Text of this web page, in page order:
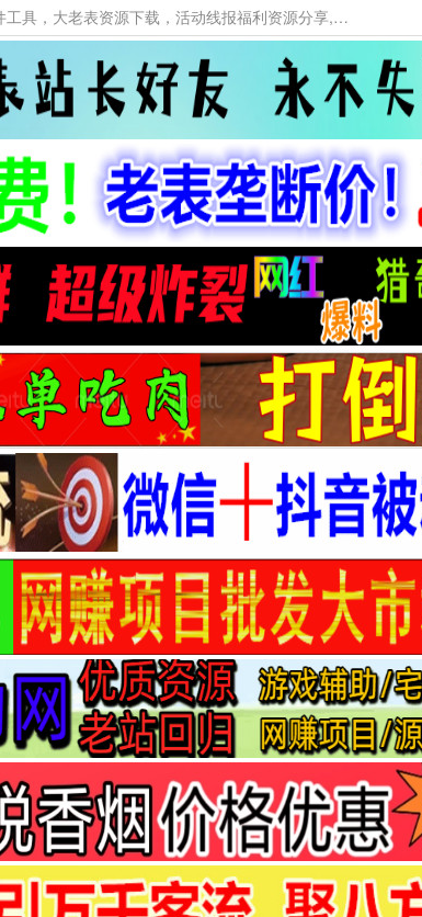
本网站提供资源工具下载，大老表资源工具，大表哥资源网软件工具，大老表资源下载，活动线报福利资源分享,活动线报，大型网游经典游戏，网络热门技术游戏辅助交流与分享。